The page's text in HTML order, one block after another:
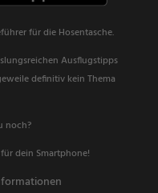
für die Hosentasche.
Ausflugstipps
definitiv kein Thema
noch?
dein Smartphone!